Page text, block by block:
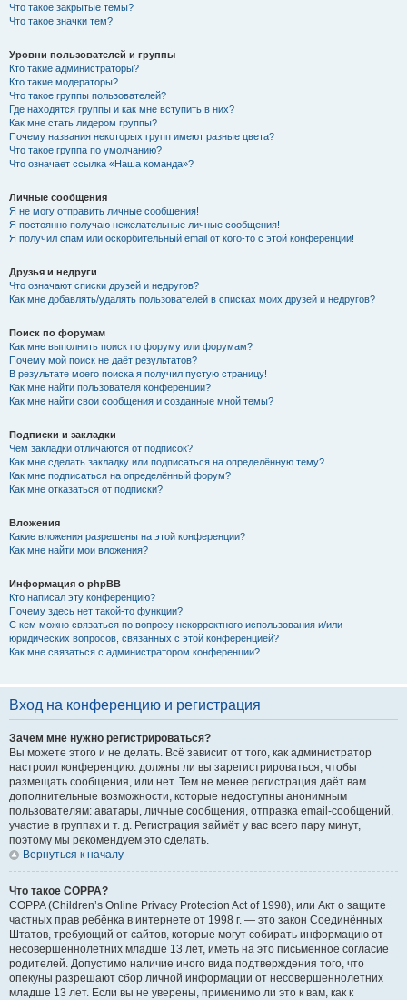
Что такое закрытые темы?
Что такое значки тем?
Уровни пользователей и группы
Кто такие администраторы?
Кто такие модераторы?
Что такое группы пользователей?
Где находятся группы и как мне вступить в них?
Как мне стать лидером группы?
Почему названия некоторых групп имеют разные цвета?
Что такое группа по умолчанию?
Что означает ссылка «Наша команда»?
Личные сообщения
Я не могу отправить личные сообщения!
Я постоянно получаю нежелательные личные сообщения!
Я получил спам или оскорбительный email от кого-то с этой конференции!
Друзья и недруги
Что означают списки друзей и недругов?
Как мне добавлять/удалять пользователей в списках моих друзей и недругов?
Поиск по форумам
Как мне выполнить поиск по форуму или форумам?
Почему мой поиск не даёт результатов?
В результате моего поиска я получил пустую страницу!
Как мне найти пользователя конференции?
Как мне найти свои сообщения и созданные мной темы?
Подписки и закладки
Чем закладки отличаются от подписок?
Как мне сделать закладку или подписаться на определённую тему?
Как мне подписаться на определённый форум?
Как мне отказаться от подписки?
Вложения
Какие вложения разрешены на этой конференции?
Как мне найти мои вложения?
Информация о phpBB
Кто написал эту конференцию?
Почему здесь нет такой-то функции?
С кем можно связаться по вопросу некорректного использования и/или
юридических вопросов, связанных с этой конференцией?
Как мне связаться с администратором конференции?
Вход на конференцию и регистрация
Зачем мне нужно регистрироваться?
Вы можете этого и не делать. Всё зависит от того, как администратор
настроил конференцию: должны ли вы зарегистрироваться, чтобы
размещать сообщения, или нет. Тем не менее регистрация даёт вам
дополнительные возможности, которые недоступны анонимным
пользователям: аватары, личные сообщения, отправка email-сообщений,
участие в группах и т. д. Регистрация займёт у вас всего пару минут,
поэтому мы рекомендуем это сделать.
Вернуться к началу
Что такое COPPA?
COPPA (Children’s Online Privacy Protection Act of 1998), или Акт о защите
частных прав ребёнка в интернете от 1998 г. — это закон Соединённых
Штатов, требующий от сайтов, которые могут собирать информацию от
несовершеннолетних младше 13 лет, иметь на это письменное согласие
родителей. Допустимо наличие иного вида подтверждения того, что
опекуны разрешают сбор личной информации от несовершеннолетних
младше 13 лет. Если вы не уверены, применимо ли это к вам, как к